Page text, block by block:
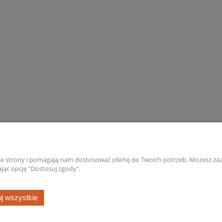
Moje konto Gwarancja i
strony i pomagają nam dostosować ofertę do Twoich potrzeb. Możesz
opcję "Dostosuj zgody".
wszystkie